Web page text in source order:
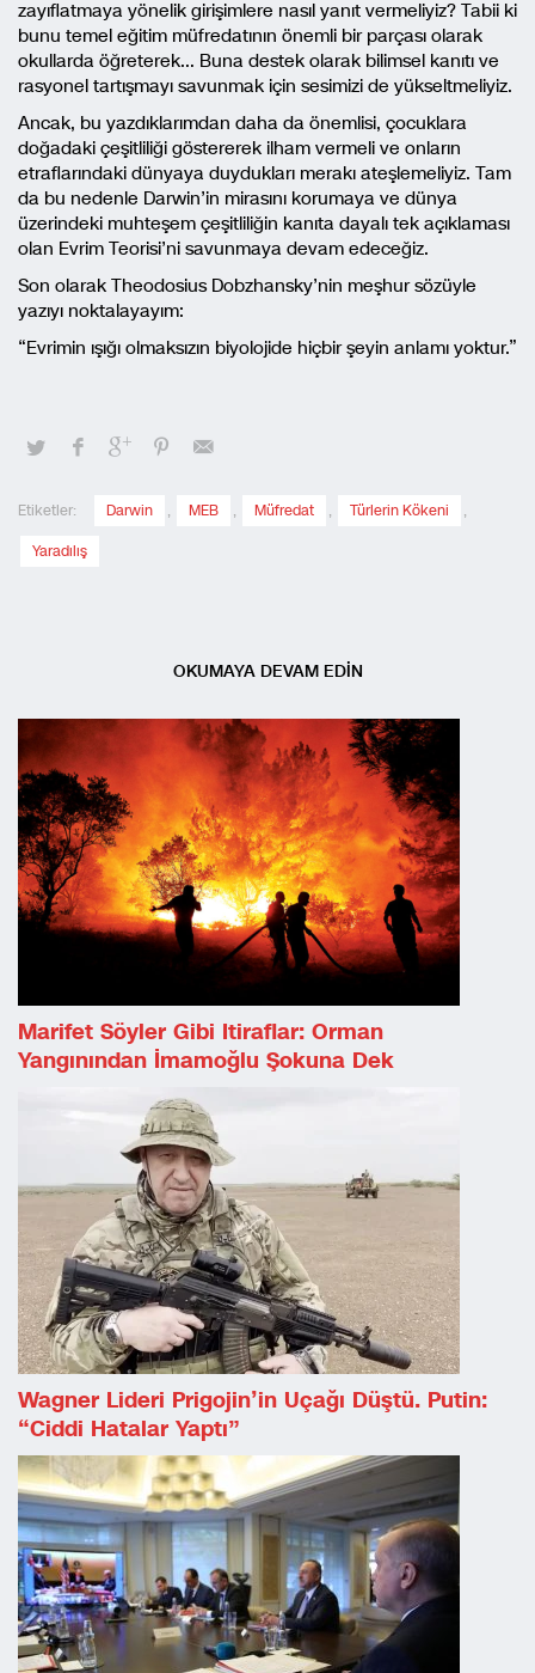
zayıflatmaya yönelik girişimlere nasıl yanıt vermeliyiz? Tabii ki
bunu temel eğitim müfredatının önemli bir parçası olarak
okullarda öğreterek… Buna destek olarak bilimsel kanıtı ve
rasyonel tartışmayı savunmak için sesimizi de yükseltmeliyiz.
Ancak, bu yazdıklarımdan daha da önemlisi, çocuklara
doğadaki çeşitliliği göstererek ilham vermeli ve onların
etraflarındaki dünyaya duydukları merakı ateşlemeliyiz. Tam
da bu nedenle Darwin’in mirasını korumaya ve dünya
üzerindeki muhteşem çeşitliliğin kanıta dayalı tek açıklaması
olan Evrim Teorisi’ni savunmaya devam edeceğiz.
Son olarak Theodosius Dobzhansky’nin meşhur sözüyle
yazıyı noktalayayım:
“Evrimin ışığı olmaksızın biyolojide hiçbir şeyin anlamı yoktur.”
Etiketler: Darwin , MEB , Müfredat , Türlerin Kökeni ,
Yaradılış
OKUMAYA DEVAM EDİN
Marifet Söyler Gibi Itiraflar: Orman
Yangınından İmamoğlu Şokuna Dek
Wagner Lideri Prigojin’in Uçağı Düştü. Putin:
“Ciddi Hatalar Yaptı”